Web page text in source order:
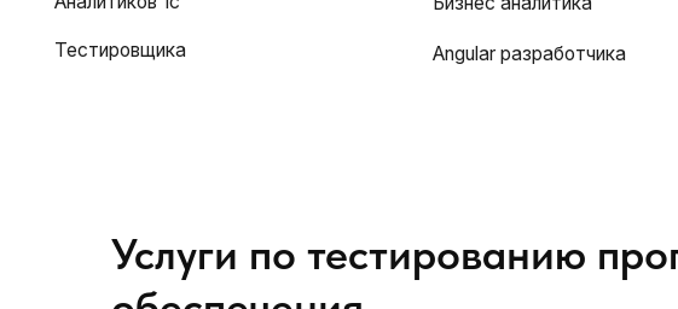
Тестировщика Angular разработчика
Услуги по тестированию